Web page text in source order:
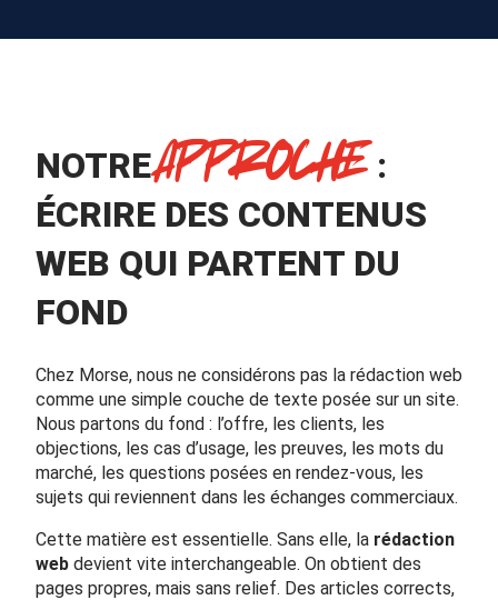
NOTREAPPROCHE :
ÉCRIRE DES CONTENUS
WEB QUI PARTENT DU
FOND
Chez Morse, nous ne considérons pas la rédaction web
comme une simple couche de texte posée sur un site.
Nous partons du fond : l’offre, les clients, les
objections, les cas d’usage, les preuves, les mots du
marché, les questions posées en rendez-vous, les
sujets qui reviennent dans les échanges commerciaux.
Cette matière est essentielle. Sans elle, la rédaction
web devient vite interchangeable. On obtient des
pages propres, mais sans relief. Des articles corrects,